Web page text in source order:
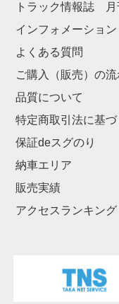
トラック情報誌 月
インフォメーション
よくある質問
ご購入（販売）の流
品質について
特定商取引法に基
保証deスグのり
納車エリア
販売実績
アクセスランキング